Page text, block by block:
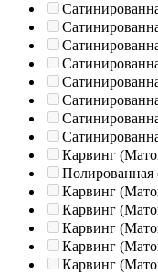
Карвинг
Полированная
Карвинг
Карвинг
Карвинг
Карвинг
Карвинг